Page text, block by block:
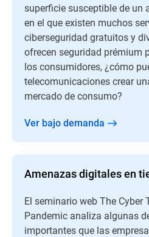
superficie susceptible de un
en el que existen muchos
ciberseguridad gratuitos y
ofrecen seguridad prémium
los consumidores, ¿cómo
telecomunicaciones crear
mercado de consumo?
Ver bajo demanda
Amenazas digitales en
El seminario web The Cyber
Pandemic analiza algunas
importantes que las